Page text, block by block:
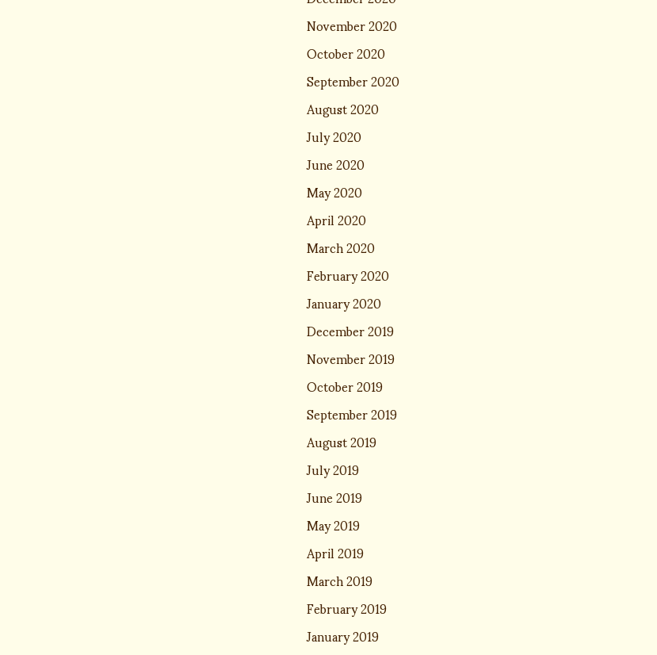
November 2020
October 2020
September 2020
August 2020
July 2020
June 2020
May 2020
April 2020
March 2020
February 2020
January 2020
December 2019
November 2019
October 2019
September 2019
August 2019
July 2019
June 2019
May 2019
April 2019
March 2019
February 2019
January 2019